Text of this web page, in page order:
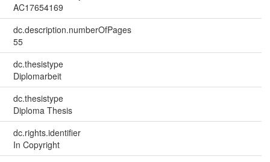
AC17654169
dc.description.numberOfPages
55
dc.thesistype
Diplomarbeit
dc.thesistype
Diploma Thesis
dc.rights.identifier
In Copyright